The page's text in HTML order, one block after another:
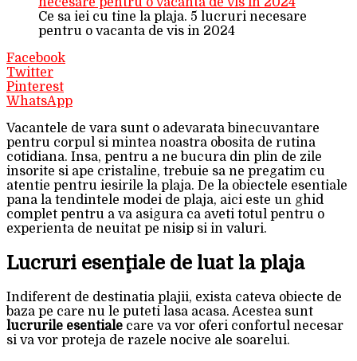
Ce sa iei cu tine la plaja. 5 lucruri necesare
pentru o vacanta de vis in 2024
Facebook
Twitter
Pinterest
WhatsApp
Vacantele de vara sunt o adevarata binecuvantare
pentru corpul si mintea noastra obosita de rutina
cotidiana. Insa, pentru a ne bucura din plin de zile
insorite si ape cristaline, trebuie sa ne pregatim cu
atentie pentru iesirile la plaja. De la obiectele esentiale
pana la tendintele modei de plaja, aici este un ghid
complet pentru a va asigura ca aveti totul pentru o
experienta de neuitat pe nisip si in valuri.
Lucruri esenţiale de luat la plaja
Indiferent de destinatia plajii, exista cateva obiecte de
baza pe care nu le puteti lasa acasa. Acestea sunt
lucrurile esentiale care va vor oferi confortul necesar
si va vor proteja de razele nocive ale soarelui.